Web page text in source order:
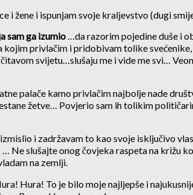
i žene i ispunjam svoje kraljevstvo (dugi
sam ga izumio…da razorim pojedine duše i
privlačim i pridobivam tolike
svijetu…slušaju me i vide me svi…
palače kamo privlačim najbolje nade
žetve… Povjerio sam ih tolikim
i zadržavam to kao svoje isključivo
Ne slušajte onog čovjeka raspeta na križu
na zemlji.
Hura! To je bilo moje najljepše i